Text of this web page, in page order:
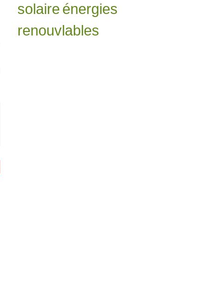
solaire énergies
renouvlables